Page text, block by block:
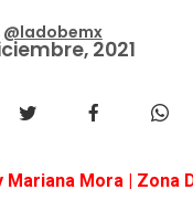
@ladobemx
2021
Mariana Mora | Zona